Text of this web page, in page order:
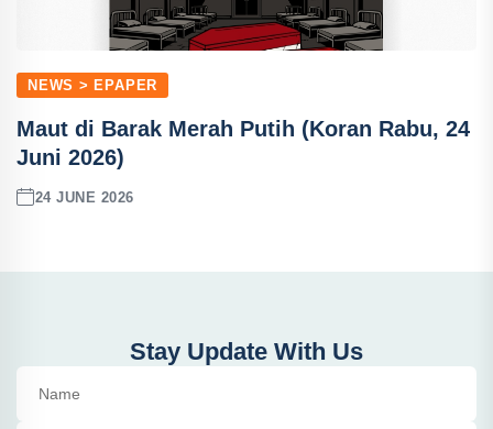
NEWS > EPAPER
Maut di Barak Merah Putih (Koran Rabu, 24
Juni 2026)
24 JUNE 2026
Stay Update With Us